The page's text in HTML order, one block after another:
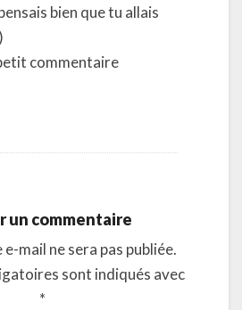
bien que tu allais
commentaire
un commentaire
mail ne sera pas publiée.
sont indiqués avec
*